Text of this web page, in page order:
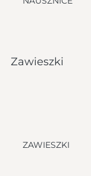
Zawieszki
ZAWIESZKI